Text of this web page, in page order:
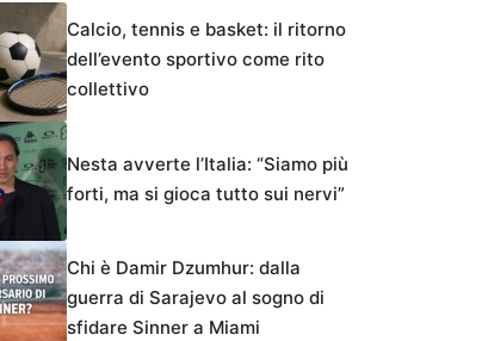
Calcio, tennis e basket: il ritorno
dell’evento sportivo come rito
collettivo
Nesta avverte l’Italia: “Siamo più
forti, ma si gioca tutto sui nervi”
Chi è Damir Dzumhur: dalla
guerra di Sarajevo al sogno di
sfidare Sinner a Miami